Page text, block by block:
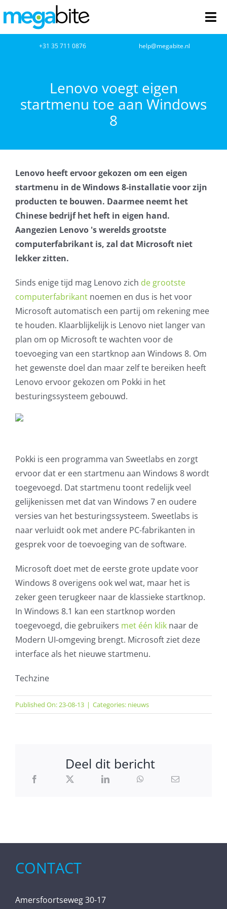
naar
inhoud
Netwerkbeheer
VOIP
Microsoft NCE
AVG
Glasvezelverbindingen
Microsoft software licenties
SLA overeenkomsten
Remote Help
WordPress SLA Contract
+31 35 711 0876 help@megabite.nl
Lenovo voegt eigen
startmenu toe aan Windows
8
Lenovo heeft ervoor gekozen om een eigen
startmenu in de Windows 8-installatie voor zijn
producten te bouwen. Daarmee neemt het
Chinese bedrijf het heft in eigen hand.
Aangezien Lenovo 's werelds grootste
computerfabrikant is, zal dat Microsoft niet
lekker zitten.
Sinds enige tijd mag Lenovo zich de grootste
computerfabrikantnoemen en dus is het voor
Microsoft automatisch een partij om rekening mee
te houden. Klaarblijkelijk is Lenovo niet langer van
plan om op Microsoft te wachten voor de
toevoeging van een startknop aan Windows 8. Om
het gewenste doel dan maar zelf te bereiken heeft
Lenovo ervoor gekozen om Pokki in het
besturingssysteem gebouwd.
Pokki is een programma van Sweetlabs en zorgt
ervoor dat er een startmenu aan Windows 8 wordt
toegevoegd. Dat startmenu toont redelijk veel
gelijkenissen met dat van Windows 7 en oudere
versies van het besturingssysteem. Sweetlabs is
naar verluidt ook met andere PC-fabrikanten in
gesprek voor de toevoeging van de software.
Microsoft doet met de eerste grote update voor
Windows 8 overigens ook wel wat, maar het is
zeker geen terugkeer naar de klassieke startknop.
In Windows 8.1 kan een startknop worden
toegevoegd, die gebruikers met één kliknaar de
Modern UI-omgeving brengt. Microsoft ziet deze
interface als het nieuwe startmenu.
Techzine
Published On: 23-08-13 | Categories: nieuws
Deel dit bericht
CONTACT
Amersfoortseweg 30-17